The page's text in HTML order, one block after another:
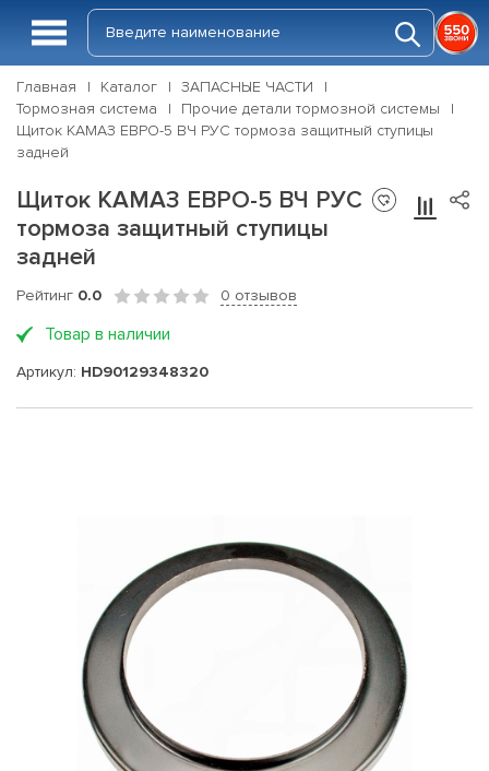
Главная Каталог
ЗАПАСНЫЕ ЧАСТИ
Тормозная система
Прочие детали тормозной системы
Щиток КАМАЗ ЕВРО-5 ВЧ РУС тормоза защитный ступицы
задней
Щиток КАМАЗ ЕВРО-5 ВЧ РУС
тормоза защитный ступицы
задней
Рейтинг 0.0 0 отзывов
Товар в наличии
Артикул: HD90129348320